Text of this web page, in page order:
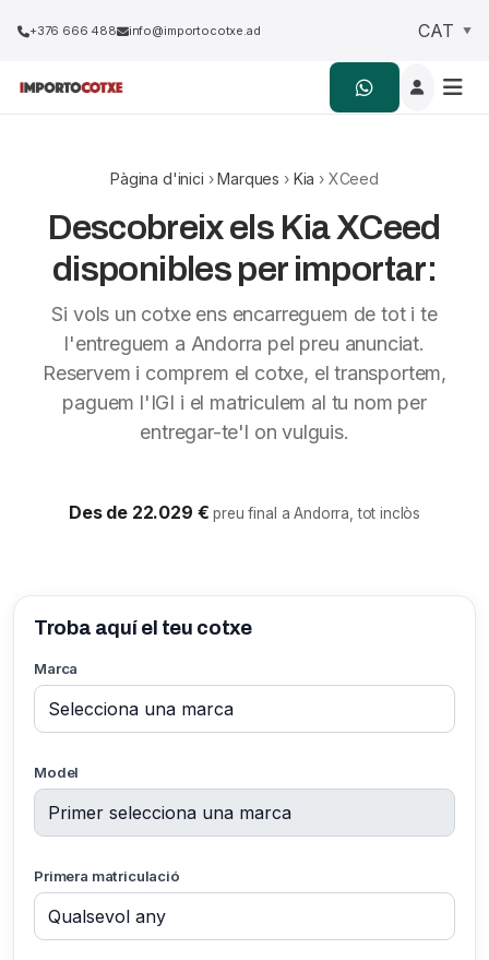
+376 666 488 info@importocotxe.ad
Pàgina d'inici ›Marques › Kia › XCeed
Descobreix els Kia XCeed
disponibles per importar:
Si vols un cotxe ens encarreguem de tot i te
l'entreguem a Andorra pel preu anunciat.
Reservem i comprem el cotxe, el transportem,
paguem l'IGI i el matriculem al tu nom per
entregar-te'l on vulguis.
Des de 22.029 €preu final a Andorra, tot inclòs
Troba aquí el teu cotxe
Marca
Model
Primera matriculació